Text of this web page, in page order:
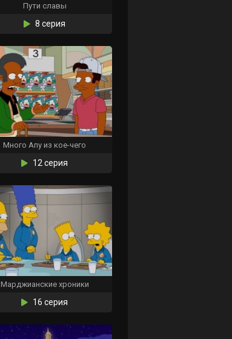
Пути славы
8 серия
Много Апу из кое-чего
12 серия
Марджианские хроники
16 серия